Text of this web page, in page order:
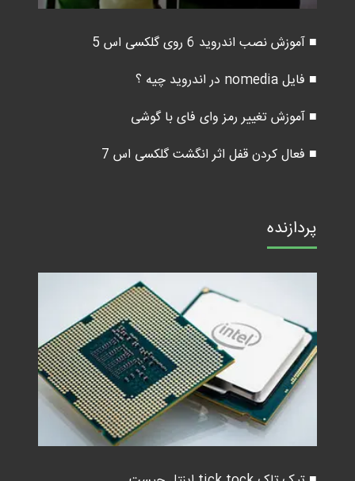
■ آموزش نصب اندروید 6 روی گلکسی اس 5
■ فایل nomedia در اندروید چیه ؟
■ آموزش تغییر رمز وای فای با گوشی
■ فعال کردن قفل اثر انگشت گلکسی اس 7
پردازنده